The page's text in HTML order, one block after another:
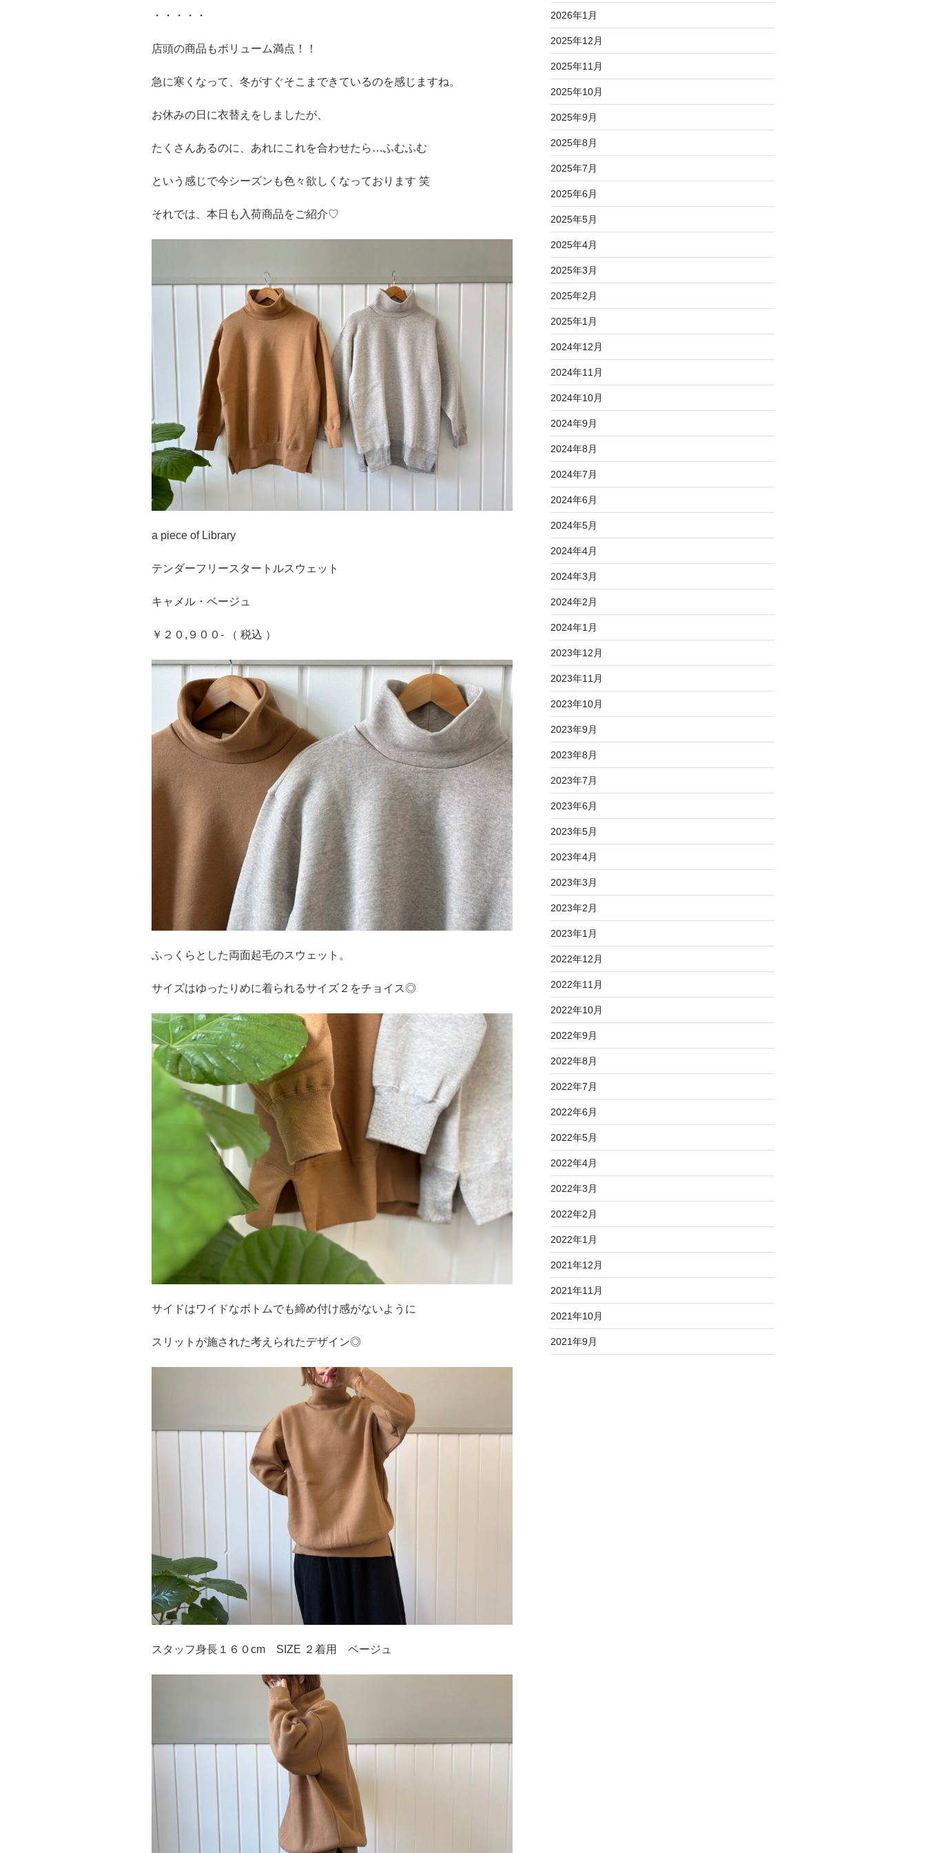
・・・・・
店頭の商品もボリューム満点！！
急に寒くなって、冬がすぐそこまできているのを感じますね。
お休みの日に衣替えをしましたが、
たくさんあるのに、あれにこれを合わせたら…ふむふむ
という感じで今シーズンも色々欲しくなっております 笑
それでは、本日も入荷商品をご紹介♡
a piece of Library
テンダーフリースタートルスウェット
キャメル・ベージュ
￥２０,９００- （ 税込 ）
ふっくらとした両面起毛のスウェット。
サイズはゆったりめに着られるサイズ２をチョイス◎
サイドはワイドなボトムでも締め付け感がないように
スリットが施された考えられたデザイン◎
スタッフ身長１６０cm SIZE ２着用 ベージュ
2026年1月
2025年12月
2025年11月
2025年10月
2025年9月
2025年8月
2025年7月
2025年6月
2025年5月
2025年4月
2025年3月
2025年2月
2025年1月
2024年12月
2024年11月
2024年10月
2024年9月
2024年8月
2024年7月
2024年6月
2024年5月
2024年4月
2024年3月
2024年2月
2024年1月
2023年12月
2023年11月
2023年10月
2023年9月
2023年8月
2023年7月
2023年6月
2023年5月
2023年4月
2023年3月
2023年2月
2023年1月
2022年12月
2022年11月
2022年10月
2022年9月
2022年8月
2022年7月
2022年6月
2022年5月
2022年4月
2022年3月
2022年2月
2022年1月
2021年12月
2021年11月
2021年10月
2021年9月